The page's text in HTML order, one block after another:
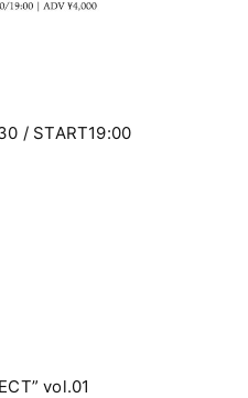
/ START19:00
vol.01